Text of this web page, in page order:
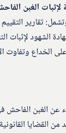
تقارير
الشهود لإثبات
الخداع وتفاوت
الغبن الفاحش في
القضايا